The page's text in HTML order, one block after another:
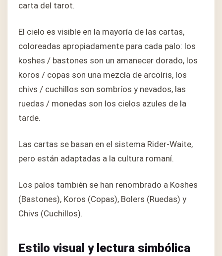
carta del tarot.
El cielo es visible en la mayoría de las cartas,
coloreadas apropiadamente para cada palo: los
koshes / bastones son un amanecer dorado, los
koros / copas son una mezcla de arcoíris, los
chivs / cuchillos son sombríos y nevados, las
ruedas / monedas son los cielos azules de la
tarde.
Las cartas se basan en el sistema Rider-Waite,
pero están adaptadas a la cultura romaní.
Los palos también se han renombrado a Koshes
(Bastones), Koros (Copas), Bolers (Ruedas) y
Chivs (Cuchillos).
Estilo visual y lectura simbólica